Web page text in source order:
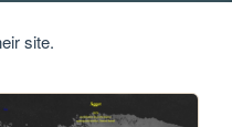
site.